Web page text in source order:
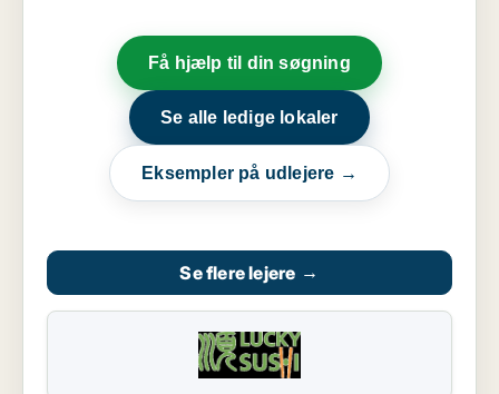
Få hjælp til din søgning
Se alle ledige lokaler
Eksempler på udlejere →
Se flere lejere →